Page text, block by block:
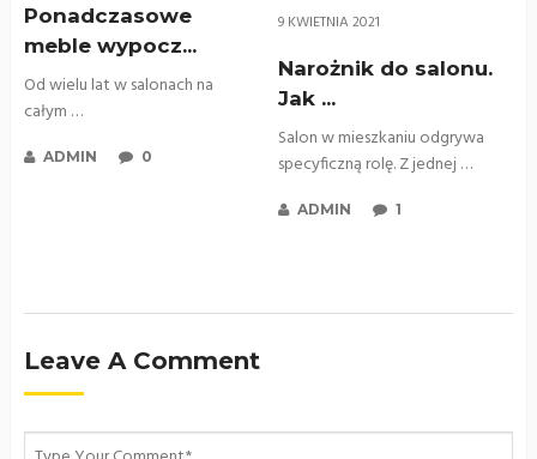
Ponadczasowe
meble wypocz...
Od wielu lat w salonach na
całym …
ADMIN 0
9 KWIETNIA 2021
Narożnik do salonu.
Jak ...
Salon w mieszkaniu odgrywa
specyficzną rolę. Z jednej …
ADMIN 1
Leave A Comment